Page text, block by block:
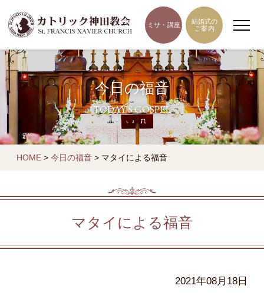
ミサ・講座
結婚式の
ご案内
今日の福音
TODAY'S GOSPEL
HOME > 今日の福音 > マタイによる福音
マタイによる福音
2021年08月18日